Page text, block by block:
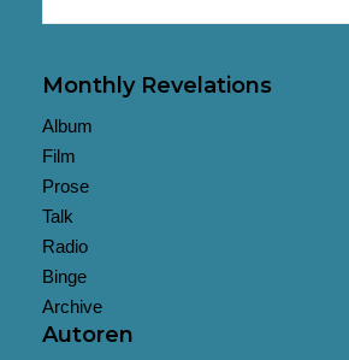
Monthly Revelations
Album
Film
Prose
Talk
Radio
Binge
Archive
Autoren